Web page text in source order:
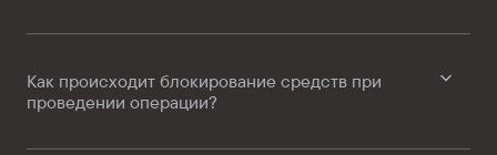
Как происходит блокирование средств при
проведении операции?